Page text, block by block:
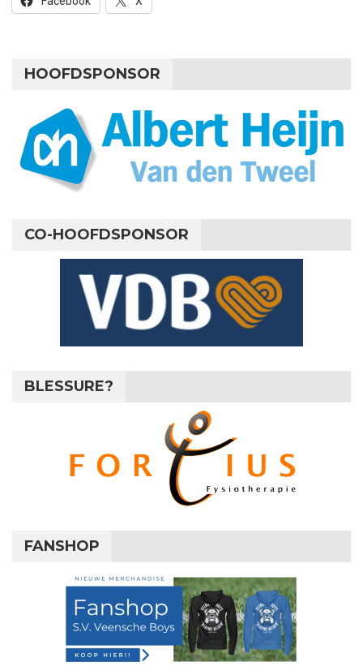
HOOFDSPONSOR
CO-HOOFDSPONSOR
BLESSURE?
FANSHOP